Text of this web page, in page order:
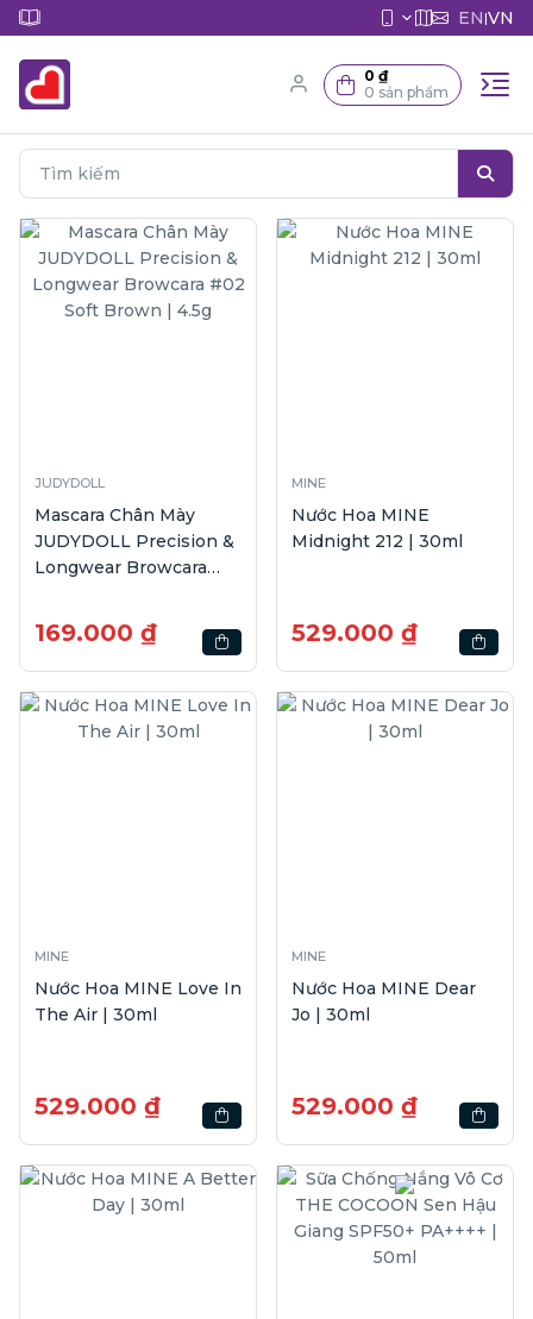
EN|VN
0 ₫
0 sản phẩm
JUDYDOLL
Mascara Chân Mày
JUDYDOLL Precision &
Longwear Browcara
169.000 ₫
MINE
Nước Hoa MINE
Midnight 212 | 30ml
529.000 ₫
MINE
Nước Hoa MINE Love In
The Air | 30ml
529.000 ₫
MINE
Nước Hoa MINE Dear
Jo | 30ml
529.000 ₫